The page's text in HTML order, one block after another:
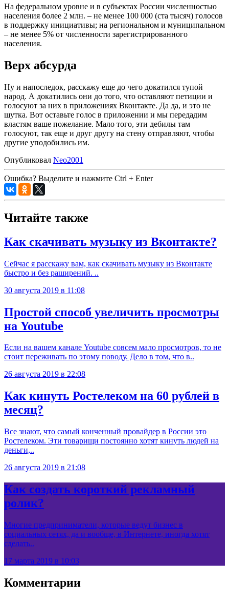
На федеральном уровне и в субъектах России численностью
населения более 2 млн. – не менее 100 000 (ста тысяч) голосов
в поддержку инициативы; на региональном и муниципальном
– не менее 5% от численности зарегистрированного
населения.
Верх абсурда
Ну и напоследок, расскажу еще до чего докатился тупой
народ. А докатились они до того, что оставляют петиции и
голосуют за них в приложениях Вконтакте. Да да, и это не
шутка. Вот оставьте голос в приложении и мы передадим
властям ваше пожелание. Мало того, эти дебилы там
голосуют, так еще и друг другу на стену отправляют, чтобы
другие уподобились им.
Опубликовал Neo2001
Ошибка? Выделите и нажмите Ctrl + Enter
Читайте также
Как скачивать музыку из Вконтакте?
Сейчас я расскажу вам, как скачивать музыку из Вконтакте
быстро и без раширений. ..
30 августа 2019 в 11:08
Простой способ увеличить просмотры
на Youtube
Если на вашем канале Youtube совсем мало просмотров, то не
стоит переживать по этому поводу. Дело в том, что в..
26 августа 2019 в 22:08
Как кинуть Ростелеком на 60 рублей в
месяц?
Все знают, что самый конченный провайдер в России это
Ростелеком. Эти товарищи постоянно хотят кинуть людей на
деньги,..
26 августа 2019 в 21:08
Как создать короткий рекламный
ролик?
Многие предприниматели, которые ведут бизнес в
социальных сетях, да и вообще, в Интернете, иногда хотят
сделать..
17 марта 2019 в 10:03
Комментарии